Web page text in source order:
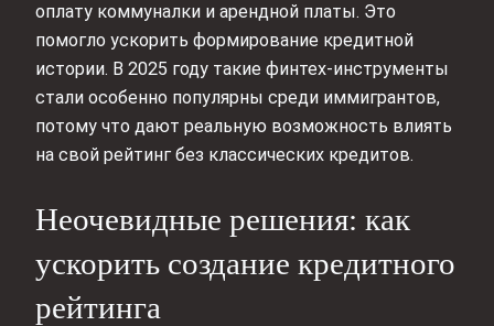
оплату коммуналки и арендной платы. Это
помогло ускорить формирование кредитной
истории. В 2025 году такие финтех-инструменты
стали особенно популярны среди иммигрантов,
потому что дают реальную возможность влиять
на свой рейтинг без классических кредитов.
Неочевидные решения: как
ускорить создание кредитного
рейтинга